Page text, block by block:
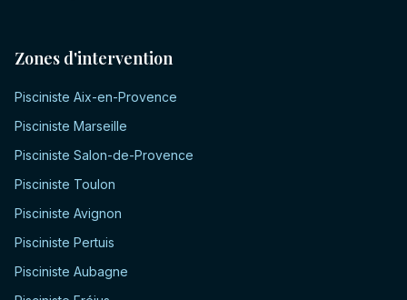
Zones d'intervention
Pisciniste Aix-en-Provence
Pisciniste Marseille
Pisciniste Salon-de-Provence
Pisciniste Toulon
Pisciniste Avignon
Pisciniste Pertuis
Pisciniste Aubagne